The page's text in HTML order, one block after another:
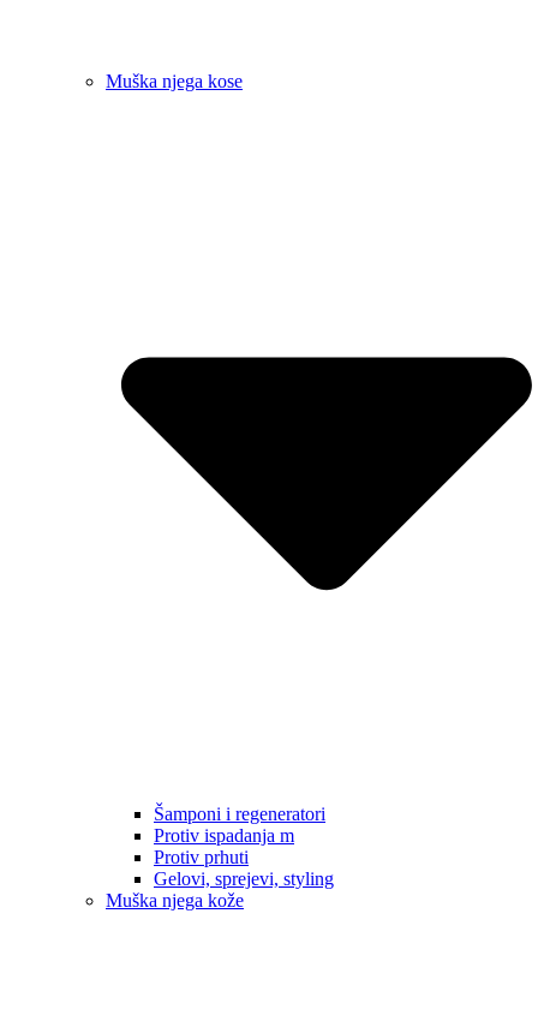
Muška njega kose
Šamponi i regeneratori
Protiv ispadanja m
Protiv prhuti
Gelovi, sprejevi, styling
Muška njega kože